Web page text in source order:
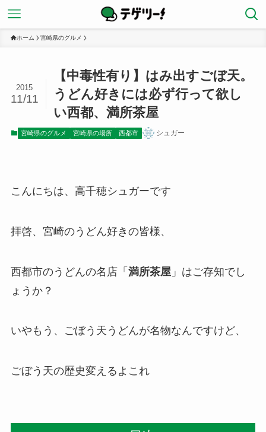
ホーム 宮崎県のグルメ
【中毒性有り】はみ出すごぼ天。
うどん好きには必ず行って欲し
い西都、満所茶屋
2015
11/11
宮崎県のグルメ 宮崎県の場所 西都市 シュガー
こんにちは、高千穂シュガーです
拝啓、宮崎のうどん好きの皆様、
西都市のうどんの名店「 満所茶屋 」はご存知でし
ょうか？
いやもう、ごぼう天うどんが名物なんですけど、
ごぼう天の歴史変えるよこれ